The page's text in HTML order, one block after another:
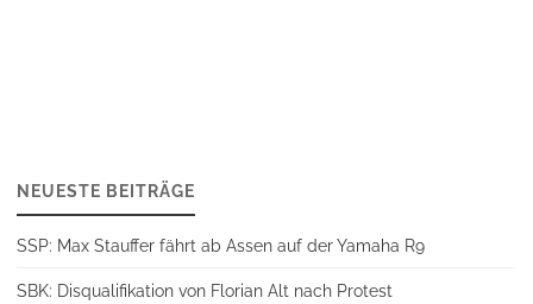
NEUESTE BEITRÄGE
SSP: Max Stauffer fährt ab Assen auf der Yamaha R9
SBK: Disqualifikation von Florian Alt nach Protest